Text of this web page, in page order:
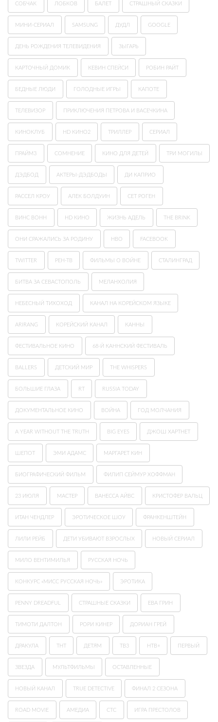
СОБЧАК ЛОБКОВ БАЛЕТ СТРАШНЫЙ СКАЗКИ
МИНИ-СЕРИАЛ SAMSUNG ДУДЛ GOOGLE
ДЕНЬ РОЖДЕНИЯ ТЕЛЕВИДЕНИЯ ЗЫГАРЬ
КАРТОЧНЫЙ ДОМИК КЕВИН СПЕЙСИ РОБИН РАЙТ
БЕДНЫЕ ЛЮДИ ГОЛОДНЫЕ ИГРЫ КАПОТЕ
ТЕЛЕВИЗОР ПРИКЛЮЧЕНИЯ ПЕТРОВА И ВАСЕЧКИНА
КИНОКЛУБ HD КИНО2 ТРИЛЛЕР СЕРИАЛ
ПРАЙМ3 СОМНЕНИЕ КИНО ДЛЯ ДЕТЕЙ ТРИ МОГИЛЫ
ДЭДБОД АКТЕРЫ-ДЭДБОДЫ ДИ КАПРИО
РАССЕЛ КРОУ АЛЕК БОЛДУИН СЕТ РОГЕН
ВИНС ВОНН HD КИНО ЖИЗНЬ АДЕЛЬ THE BRINK
ОНИ СРАЖАЛИСЬ ЗА РОДИНУ HBO FACEBOOK
TWITTER РЕН-ТВ ФИЛЬМЫ О ВОЙНЕ СТАЛИНГРАД
БИТВА ЗА СЕВАСТОПОЛЬ МЕЛАНХОЛИЯ
НЕБЕСНЫЙ ТИХОХОД КАНАЛ НА КОРЕЙСКОМ ЯЗЫКЕ
ARIRANG КОРЕЙСКИЙ КАНАЛ КАННЫ
ФЕСТИВАЛЬНОЕ КИНО 68-Й КАННСКИЙ ФЕСТИВАЛЬ
BALLERS ДЕТСКИЙ МИР THE WHISPERS
БОЛЬШИЕ ГЛАЗА RT RUSSIA TODAY
ДОКУМЕНТАЛЬНОЕ КИНО ВОЙНА ГОД МОЛЧАНИЯ
A YEAR WITHOUT THE TRUTH BIG EYES ДЖОШ ХАРТНЕТ
ШЕПОТ ЭМИ АДАМС МАРГАРЕТ КИН
БИОГРАФИЧЕСКИЙ ФИЛЬМ ФИЛИП СЕЙМУР ХОФФМАН
23 ИЮЛЯ МАСТЕР ВАНЕССА АЙВС КРИСТОФЕР ВАЛЬЦ
ИТАН ЧЕНДЛЕР ЭРОТИЧЕСКОЕ ШОУ ФРАНКЕНШТЕЙН
ЛИЛИ РЕЙБ ДЕТИ УБИВАЮТ ВЗРОСЛЫХ НОВЫЙ СЕРИАЛ
МИЛО ВЕНТИМИЛЬЯ РУССКАЯ НОЧЬ
КОНКУРС «МИСС РУССКАЯ НОЧЬ» ЭРОТИКА
PENNY DREADFUL СТРАШНЫЕ СКАЗКИ ЕВА ГРИН
ТИМОТИ ДАЛТОН РОРИ КИНЕР ДОРИАН ГРЕЙ
ДРАКУЛА ТНТ ДЕТЯМ ТВ3 НТВ+ ПЕРВЫЙ
ЗВЕЗДА МУЛЬТФИЛЬМЫ ОСТАВЛЕННЫЕ
НОВЫЙ КАНАЛ TRUE DETECTIVE ФИНАЛ 2 СЕЗОНА
ROAD MOVIE АМЕДИА СТС ИГРА ПРЕСТОЛОВ